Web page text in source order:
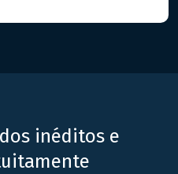
inéditos e